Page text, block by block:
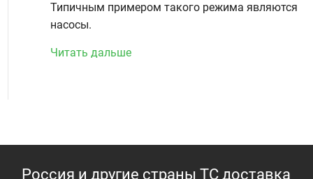
Типичным примером такого режима являются
насосы.
Читать дальше
Россия и другие страны ТС доставка